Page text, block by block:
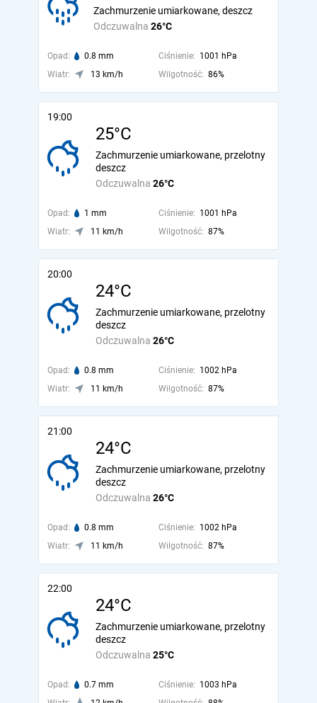
Odczuwalna 26°C
Zachmurzenie umiarkowane, deszcz
Opad: 0.8 mm Ciśnienie: 1001 hPa
Wiatr:
13 km/h Wilgotność: 86%
19:00
25°C
Odczuwalna 26°C
Zachmurzenie umiarkowane, przelotny
deszcz
Opad: 1 mm Ciśnienie: 1001 hPa
Wiatr:
11 km/h Wilgotność: 87%
20:00
24°C
Odczuwalna 26°C
Zachmurzenie umiarkowane, przelotny
deszcz
Opad: 0.8 mm Ciśnienie: 1002 hPa
Wiatr:
11 km/h Wilgotność: 87%
21:00
24°C
Odczuwalna 26°C
Zachmurzenie umiarkowane, przelotny
deszcz
Opad: 0.8 mm Ciśnienie: 1002 hPa
Wiatr:
11 km/h Wilgotność: 87%
22:00
24°C
Odczuwalna 25°C
Zachmurzenie umiarkowane, przelotny
deszcz
Opad: 0.7 mm Ciśnienie: 1003 hPa